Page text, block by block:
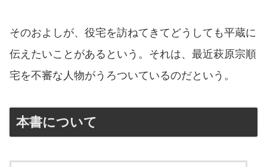
そのおよしが、役宅を訪ねてきてどうしても平蔵に
伝えたいことがあるという。それは、最近萩原宗順
宅を不審な人物がうろついているのだという。
本書について